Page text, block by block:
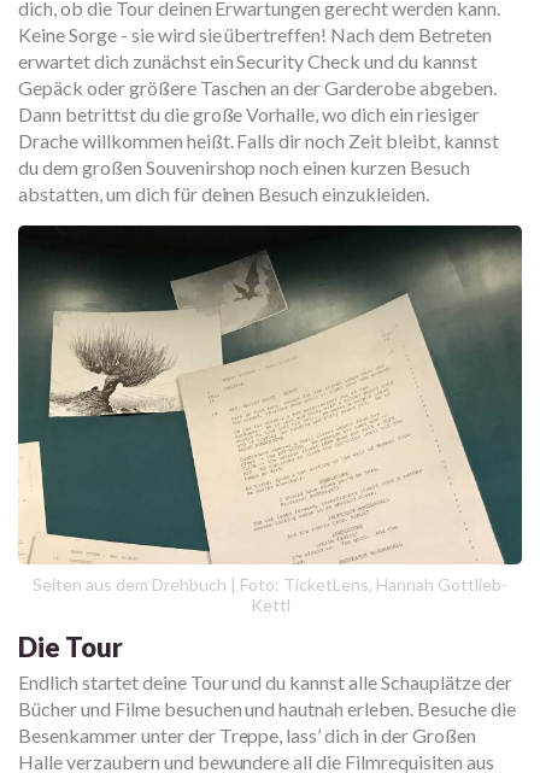
dich, ob die Tour deinen Erwartungen gerecht werden kann.
Keine Sorge - sie wird sie übertreffen! Nach dem Betreten
erwartet dich zunächst ein Security Check und du kannst
Gepäck oder größere Taschen an der Garderobe abgeben.
Dann betrittst du die große Vorhalle, wo dich ein riesiger
Drache willkommen heißt. Falls dir noch Zeit bleibt, kannst
du dem großen Souvenirshop noch einen kurzen Besuch
abstatten, um dich für deinen Besuch einzukleiden.
Seiten aus dem Drehbuch | Foto: TicketLens, Hannah Gottlieb-
Kettl
Die Tour
Endlich startet deine Tour und du kannst alle Schauplätze der
Bücher und Filme besuchen und hautnah erleben. Besuche die
Besenkammer unter der Treppe, lass’ dich in der Großen
Halle verzaubern und bewundere all die Filmrequisiten aus